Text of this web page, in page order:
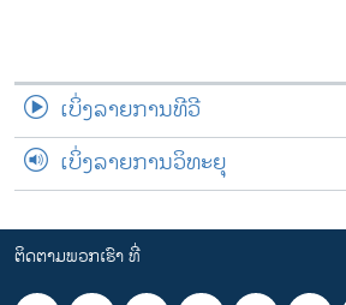
ເບິ່ງລາຍການທີວີ
ເບິ່ງລາຍການວິທະຍຸ
ຕິດຕາມພວກເຮົາ ທີ່